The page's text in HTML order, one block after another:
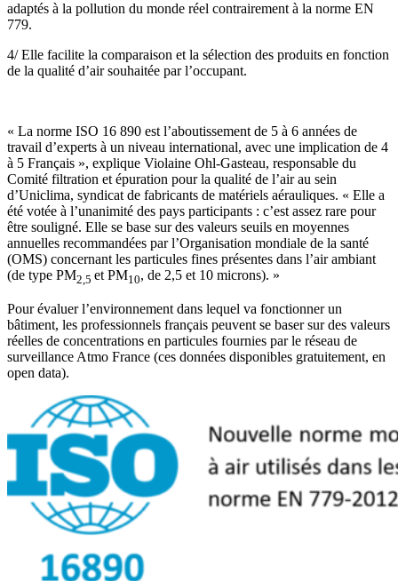
adaptés à la pollution du monde réel contrairement à la norme EN
779.
4/ Elle facilite la comparaison et la sélection des produits en fonction
de la qualité d’air souhaitée par l’occupant.
« La norme ISO 16 890 est l’aboutissement de 5 à 6 années de
travail d’experts à un niveau international, avec une implication de 4
à 5 Français », explique Violaine Ohl-Gasteau, responsable du
Comité filtration et épuration pour la qualité de l’air au sein
d’Uniclima, syndicat de fabricants de matériels aérauliques. « Elle a
été votée à l’unanimité des pays participants : c’est assez rare pour
être souligné. Elle se base sur des valeurs seuils en moyennes
annuelles recommandées par l’Organisation mondiale de la santé
(OMS) concernant les particules fines présentes dans l’air ambiant
(de type PM2,5 et PM10, de 2,5 et 10 microns). »
Pour évaluer l’environnement dans lequel va fonctionner un
bâtiment, les professionnels français peuvent se baser sur des valeurs
réelles de concentrations en particules fournies par le réseau de
surveillance Atmo France (ces données disponibles gratuitement, en
open data).